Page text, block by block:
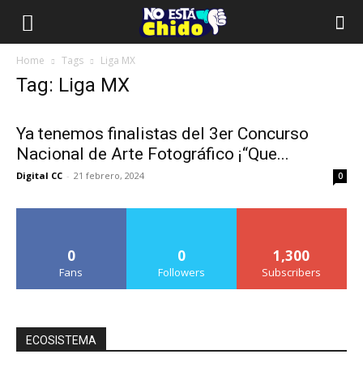
Home Tags Liga MX
Tag: Liga MX
Ya tenemos finalistas del 3er Concurso
Nacional de Arte Fotográfico ¡“Que...
Digital CC - 21 febrero, 2024 0
0
Fans
0
Followers
1,300
Subscribers
ECOSISTEMA